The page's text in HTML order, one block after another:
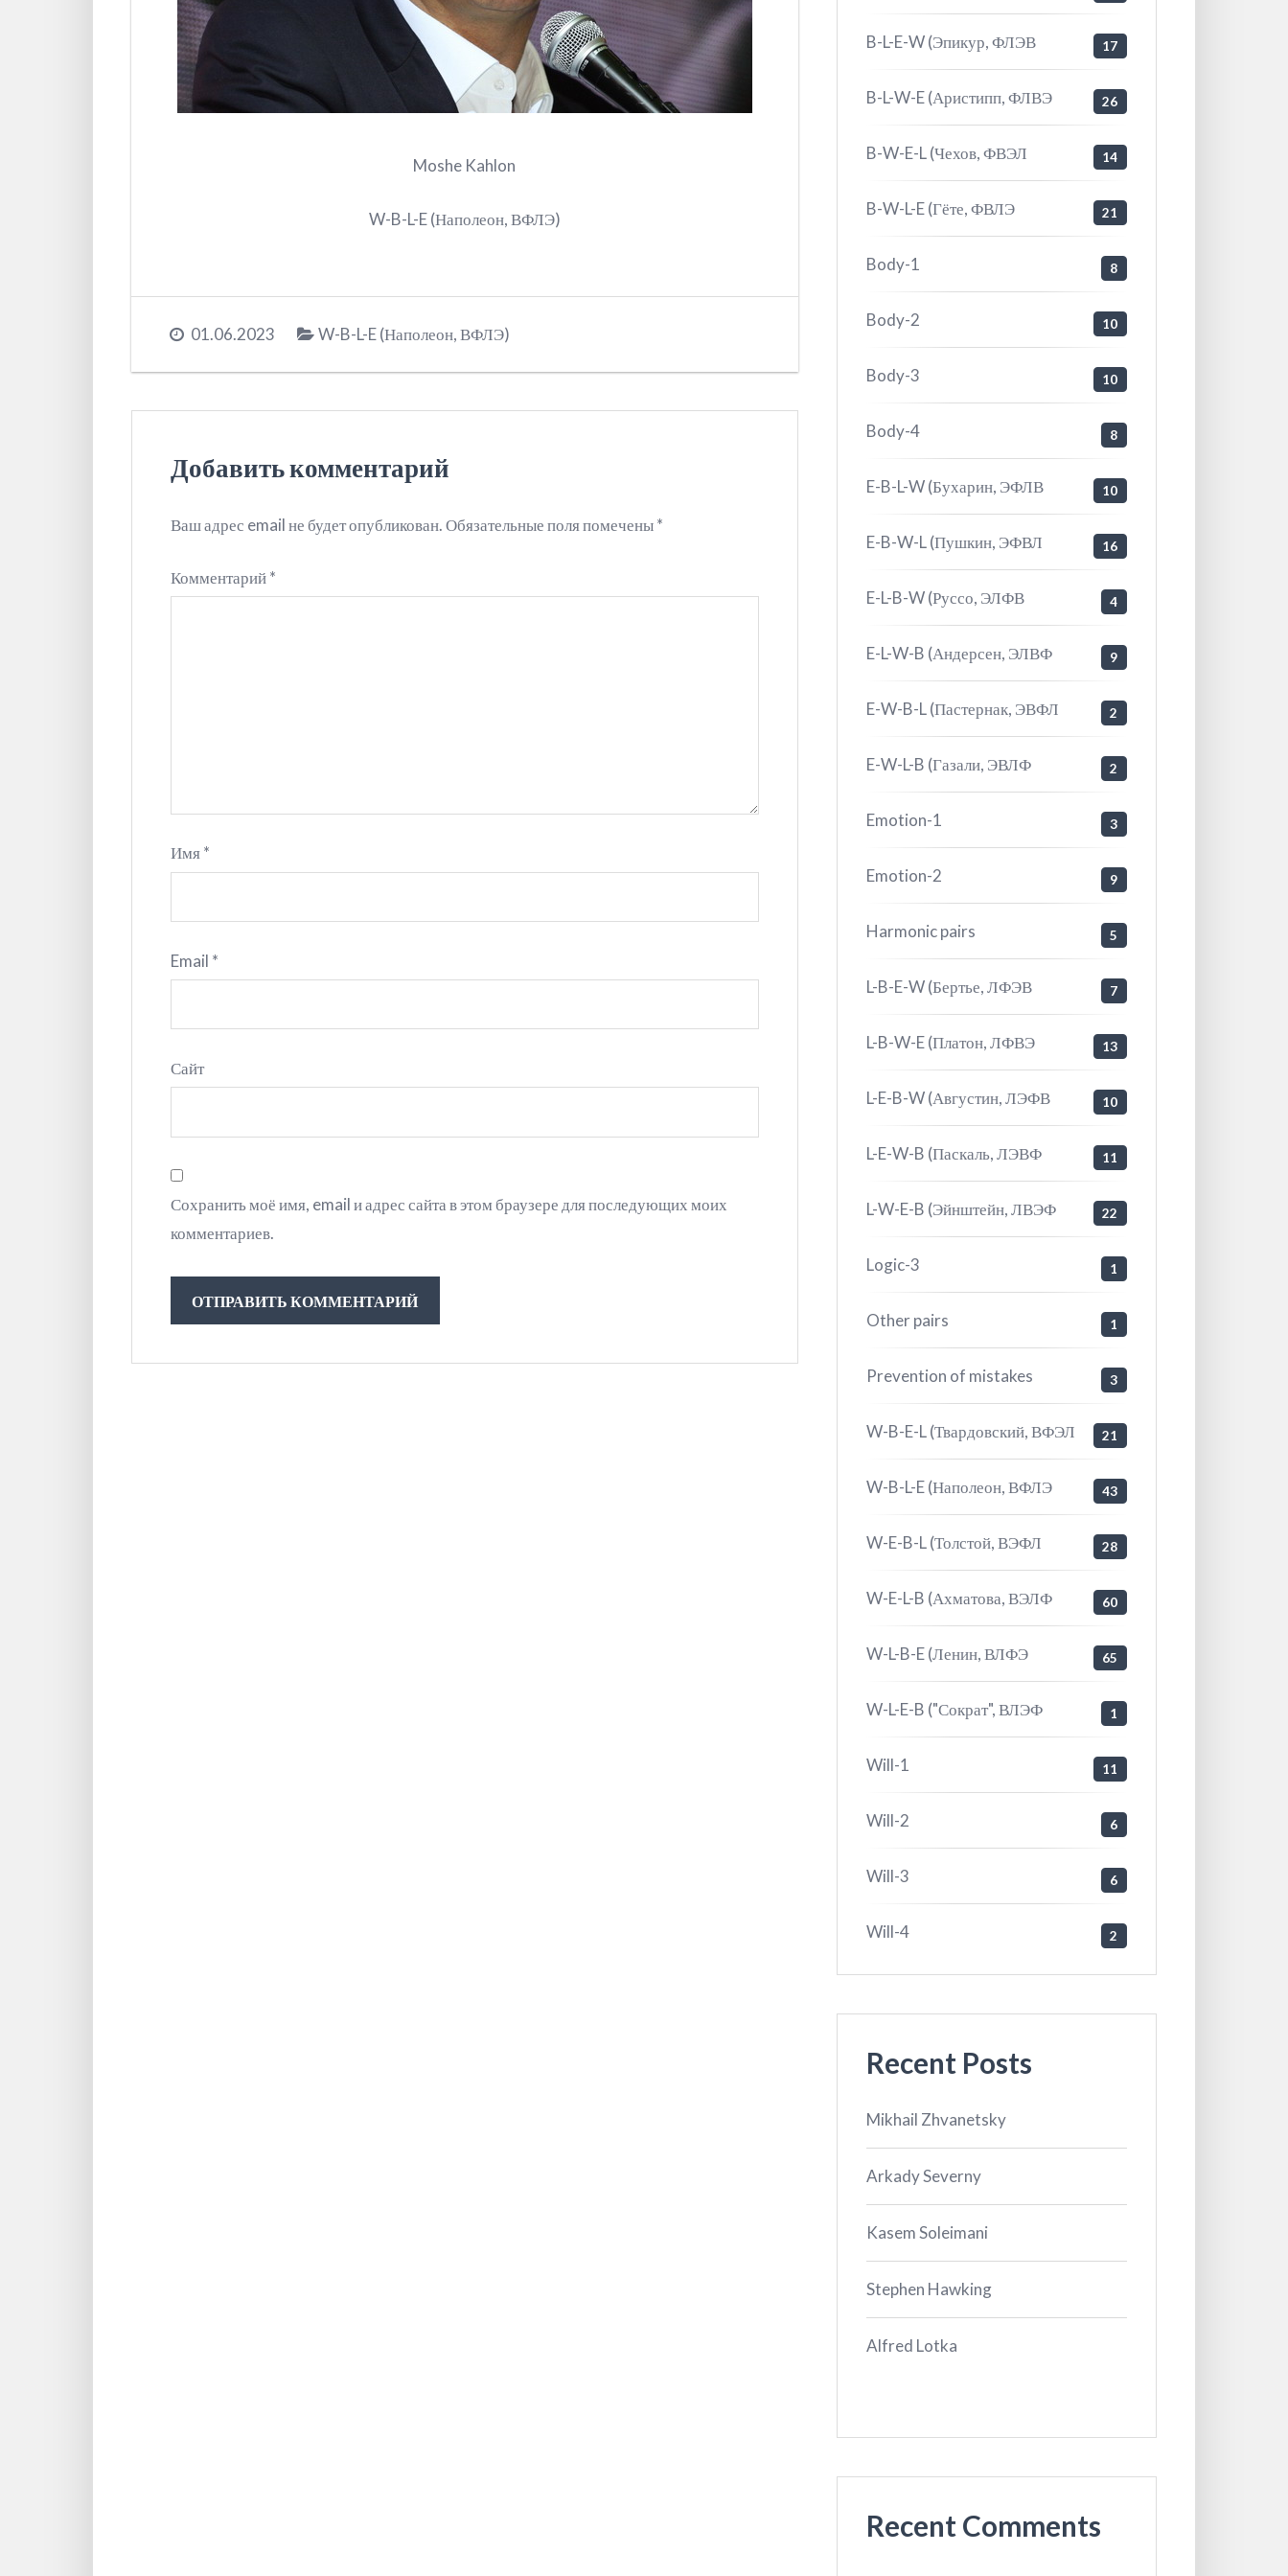
Moshe Kahlon
W-B-L-E (Наполеон, ВФЛЭ)
01.06.2023 W-B-L-E (Наполеон, ВФЛЭ)
Добавить комментарий
Ваш адрес email не будет опубликован.Обязательные поля помечены*
Комментарий*
Имя*
Email *
Сайт
Сохранить моё имя, email и адрес сайта в этом браузере для последующих моих
комментариев.
B-L-E-W (Эпикур, ФЛЭВ 17
B-L-W-E (Аристипп, ФЛВЭ 26
B-W-E-L (Чехов, ФВЭЛ 14
B-W-L-E (Гёте, ФВЛЭ 21
Body-1 8
Body-2 10
Body-3 10
Body-4 8
E-B-L-W (Бухарин, ЭФЛВ 10
E-B-W-L (Пушкин, ЭФВЛ 16
E-L-B-W (Руссо, ЭЛФВ 4
E-L-W-B (Андерсен, ЭЛВФ 9
E-W-B-L (Пастернак, ЭВФЛ 2
E-W-L-B (Газали, ЭВЛФ 2
Emotion-1 3
Emotion-2 9
Harmonic pairs 5
L-B-E-W (Бертье, ЛФЭВ 7
L-B-W-E (Платон, ЛФВЭ 13
L-E-B-W (Августин, ЛЭФВ 10
L-E-W-B (Паскаль, ЛЭВФ 11
L-W-E-B (Эйнштейн, ЛВЭФ 22
Logic-3 1
Other pairs 1
Prevention of mistakes 3
W-B-E-L (Твардовский, ВФЭЛ 21
W-B-L-E (Наполеон, ВФЛЭ 43
W-E-B-L (Толстой, ВЭФЛ 28
W-E-L-B (Ахматова, ВЭЛФ 60
W-L-B-E (Ленин, ВЛФЭ 65
W-L-E-B ("Сократ", ВЛЭФ 1
Will-1 11
Will-2 6
Will-3 6
Will-4 2
Recent Posts
Mikhail Zhvanetsky
Arkady Severny
Kasem Soleimani
Stephen Hawking
Alfred Lotka
Recent Comments